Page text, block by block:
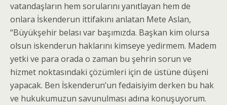
vatandaşların hem sorularını yanıtlayan hem de
onlara İskenderun ittifakını anlatan Mete Aslan,
“Büyükşehir belası var başımızda. Başkan kim olursa
olsun iskenderun haklarını kimseye yedirmem. Madem
yetki ve para orada o zaman bu şehrin sorun ve
hizmet noktasındaki çözümleri için de üstüne düşeni
yapacak. Ben İskenderun’un fedaisiyim derken bu hak
ve hukukumuzun savunulması adına konuşuyorum.